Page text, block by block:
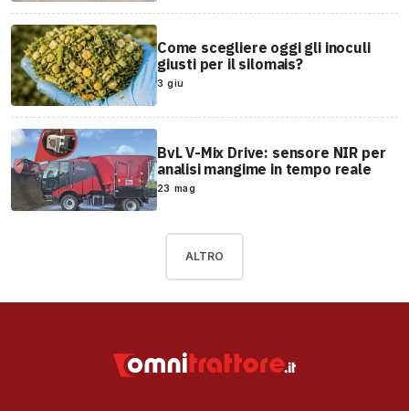
Come scegliere oggi gli inoculi
giusti per il silomais?
3 giu
BvL V-Mix Drive: sensore NIR per
analisi mangime in tempo reale
23 mag
ALTRO